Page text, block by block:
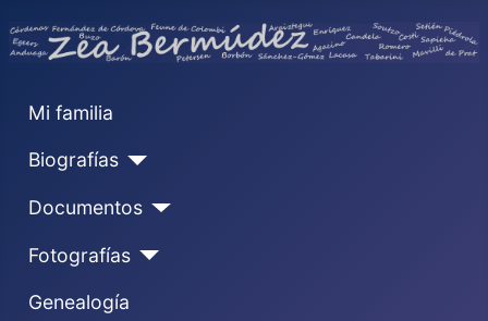
Mi familia
Biografías
Documentos
Fotografías
Genealogía